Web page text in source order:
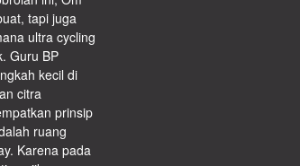
tapi juga
ultra cycling
Guru BP
kecil di
citra
prinsip
ruang
Karena pada